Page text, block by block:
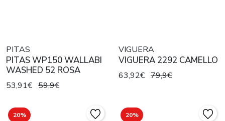
PITAS
PITAS WP150 WALLABI
WASHED 52 ROSA
53,91€ 59,9€
VIGUERA
VIGUERA 2292 CAMELLO
63,92€ 79,9€
20% 20%